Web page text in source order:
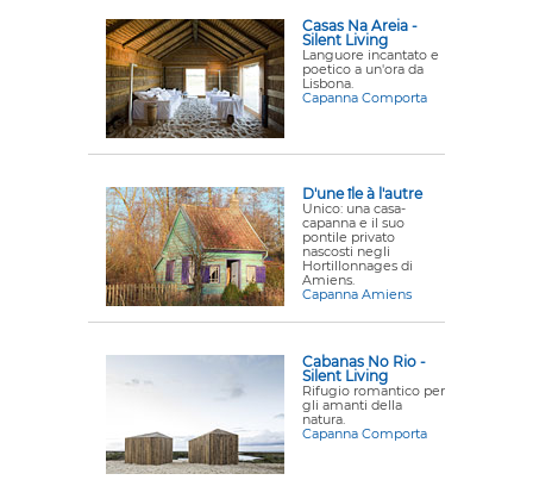
Casas Na Areia -
Silent Living
Languore incantato e
poetico a un'ora da
Lisbona.
Capanna Comporta
D'une île à l'autre
Unico: una casa-
capanna e il suo
pontile privato
nascosti negli
Hortillonnages di
Amiens.
Capanna Amiens
Cabanas No Rio -
Silent Living
Rifugio romantico per
gli amanti della
natura.
Capanna Comporta